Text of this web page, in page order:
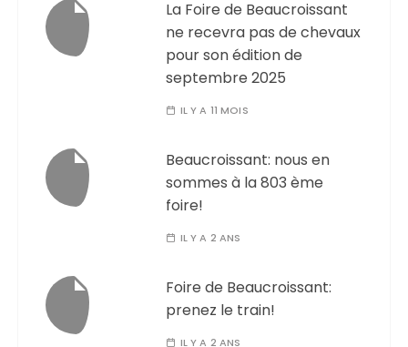
La Foire de Beaucroissant
ne recevra pas de chevaux
pour son édition de
septembre 2025
IL Y A 11 MOIS
Beaucroissant: nous en
sommes à la 803 ème
foire!
IL Y A 2 ANS
Foire de Beaucroissant:
prenez le train!
IL Y A 2 ANS